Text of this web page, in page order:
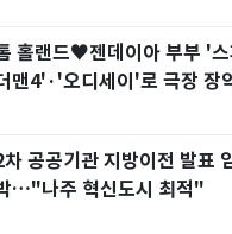
홀랜드♥젠데이아 부부 '스
맨4'·'오디세이'로 극장 장
차 공공기관 지방이전 발표
…"나주 혁신도시 최적"